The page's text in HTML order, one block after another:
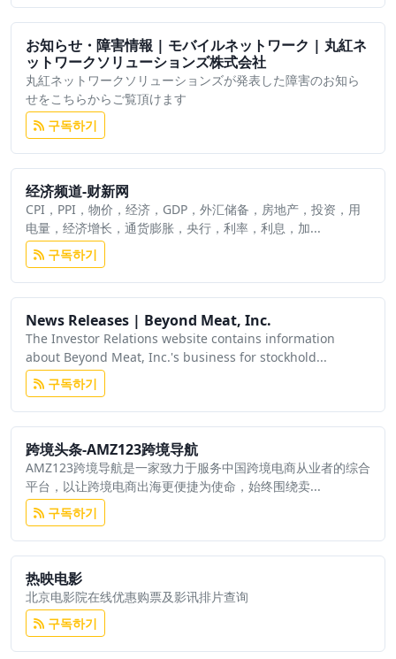
お知らせ・障害情報 | モバイルネットワーク | 丸紅ネ
ットワークソリューションズ株式会社
丸紅ネットワークソリューションズが発表した障害のお知ら
せをこちらからご覧頂けます
구독하기
经济频道-财新网
CPI，PPI，物价，经济，GDP，外汇储备，房地产，投资，用
电量，经济增长，通货膨胀，央行，利率，利息，加...
구독하기
News Releases | Beyond Meat, Inc.
The Investor Relations website contains information
about Beyond Meat, Inc.'s business for stockhold...
구독하기
跨境头条-AMZ123跨境导航
AMZ123跨境导航是一家致力于服务中国跨境电商从业者的综合
平台，以让跨境电商出海更便捷为使命，始终围绕卖...
구독하기
热映电影
北京电影院在线优惠购票及影讯排片查询
구독하기